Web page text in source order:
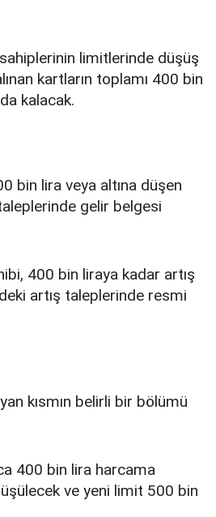
limitlerinde düşüş
kartların toplamı 400 bin
kalacak.
bin lira veya altına düşen
gelir belgesi
400 bin liraya kadar artış
artış taleplerinde resmi
kısmın belirli bir bölümü
400 bin lira harcama
ve yeni limit 500 bin